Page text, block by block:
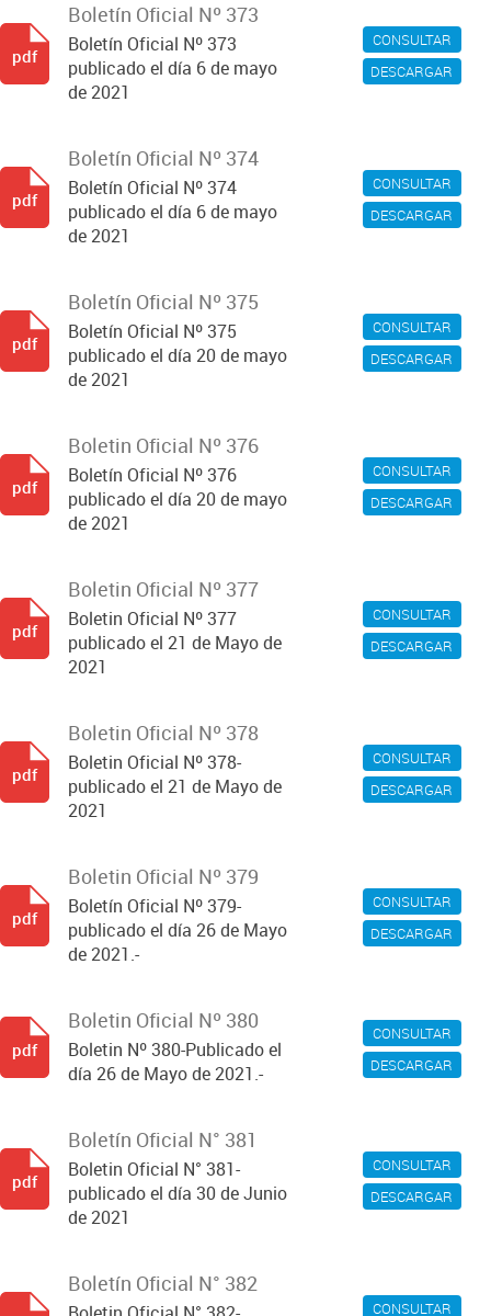
CONSULTAR
DESCARGAR
Boletín Oficial Nº 373
Boletín Oficial Nº 373
publicado el día 6 de mayo
de 2021
pdf
CONSULTAR
DESCARGAR
Boletín Oficial Nº 374
Boletín Oficial Nº 374
publicado el día 6 de mayo
de 2021
pdf
CONSULTAR
DESCARGAR
Boletín Oficial Nº 375
Boletín Oficial Nº 375
publicado el día 20 de mayo
de 2021
pdf
CONSULTAR
DESCARGAR
Boletin Oficial Nº 376
Boletín Oficial Nº 376
publicado el día 20 de mayo
de 2021
pdf
CONSULTAR
DESCARGAR
Boletin Oficial Nº 377
Boletin Oficial Nº 377
publicado el 21 de Mayo de
2021
pdf
CONSULTAR
DESCARGAR
Boletin Oficial Nº 378
Boletin Oficial Nº 378-
publicado el 21 de Mayo de
2021
pdf
CONSULTAR
DESCARGAR
Boletin Oficial Nº 379
Boletín Oficial Nº 379-
publicado el día 26 de Mayo
de 2021.-
pdf
CONSULTAR
DESCARGAR
Boletin Oficial Nº 380
Boletin Nº 380-Publicado el
día 26 de Mayo de 2021.-
pdf
CONSULTAR
DESCARGAR
Boletín Oficial N° 381
Boletin Oficial N° 381-
publicado el día 30 de Junio
de 2021
pdf
CONSULTAR
Boletín Oficial N° 382